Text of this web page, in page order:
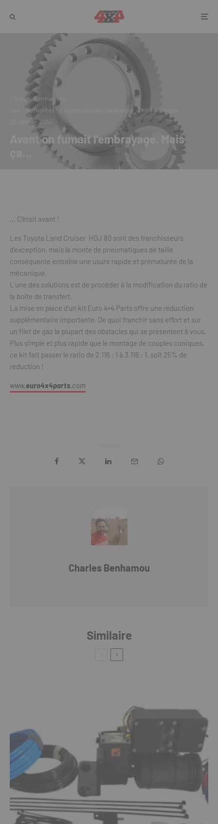
Charles Benhamou
Actualités Communiqués de presse Produithèque
25 janvier 2016
Avant on fumait l’embrayage. Mais
… C’était avant !
Les Toyota Land Cruiser HDJ 80 sont des franchisseurs
d’exception, mais la monte de pneumatiques de taille
conséquente entraîne une usure rapide et prématurée de la
mécanique.
L’une des solutions est de procéder à la modification du ratio de
la boite de transfert.
La mise en place d’un kit Euro 4×4 Parts offre une réduction
supplémentaire importante. De quoi franchir sans effort et sur
un filet de gaz la plupart des obstacles qui se présentent à vous.
Plus simple et plus rapide que le montage de couples coniques,
ce kit fait passer le ratio de 2.116 : 1 à 3.116 : 1, soit 25% de
réduction !
www.euro4x4parts.com
Charles Benhamou
Similaire